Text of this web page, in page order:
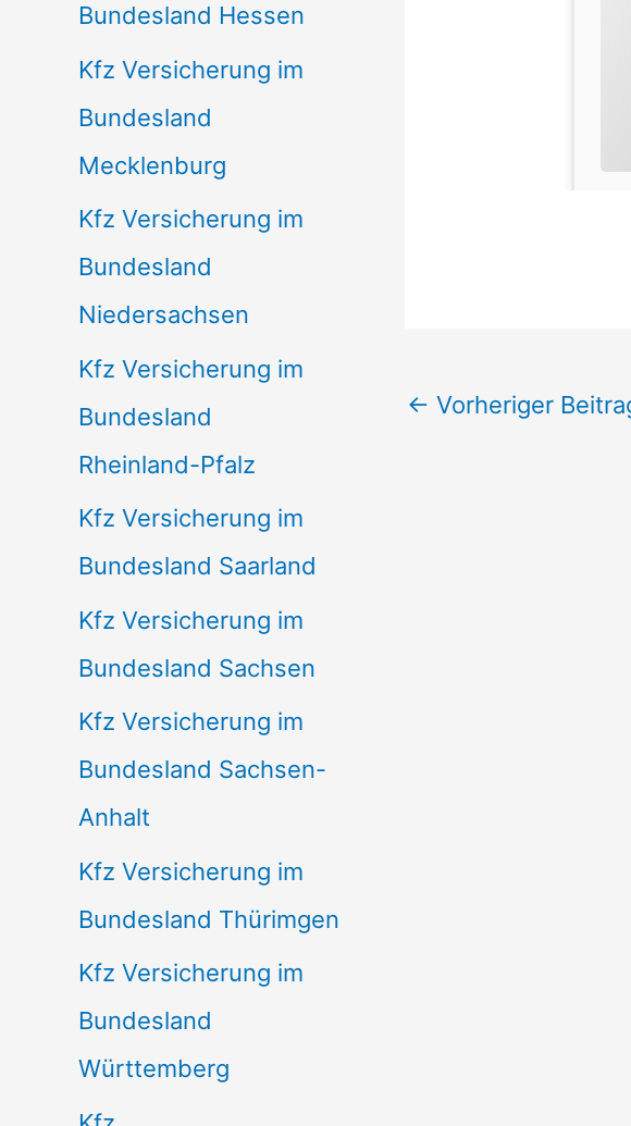
Bundesland Hessen
Kfz Versicherung im
Bundesland
Mecklenburg
Kfz Versicherung im
Bundesland
Niedersachsen
Kfz Versicherung im
Bundesland
Rheinland-Pfalz
Kfz Versicherung im
Bundesland Saarland
Kfz Versicherung im
Bundesland Sachsen
Kfz Versicherung im
Bundesland Sachsen-
Anhalt
Kfz Versicherung im
Bundesland Thürimgen
Kfz Versicherung im
Bundesland
Württemberg
← Vorheriger